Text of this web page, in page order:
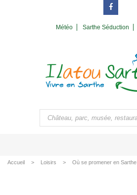
Météo Sarthe Séduction
Accueil Loisirs Où se promener en Sarthe